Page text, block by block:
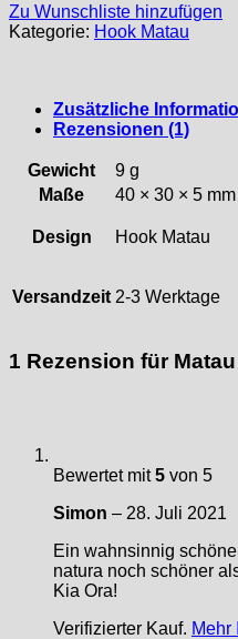
Zu Wunschliste hinzufügen
Kategorie: Hook Matau
Zusätzliche
Rezensionen (1)
Gewicht
9 g
Maße
40 × 30 × 5 mm
Design Hook Matau
Versandzeit 2-3 Werktage
1 Rezension für
Bewertet mit5 von 5
Simon – 28. Juli 2021
Ein wahnsinnig
natura noch schöner
Kia Ora!
Verifizierter Kauf. Mehr